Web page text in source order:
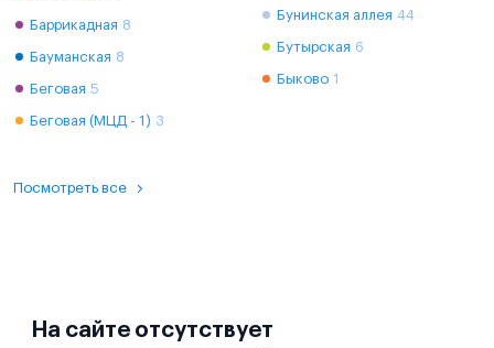
Баррикадная 8
Бауманская 8
Беговая 5
Беговая (МЦД - 1) 3
Бунинская аллея 44
Бутырская 6
Быково 1
Посмотреть все
На сайте отсутствует